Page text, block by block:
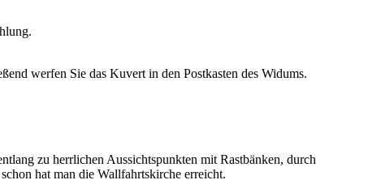
werfen Sie das Kuvert in den Postkasten des Widums.
zu herrlichen Aussichtspunkten mit Rastbänken, durch
hat man die Wallfahrtskirche erreicht.